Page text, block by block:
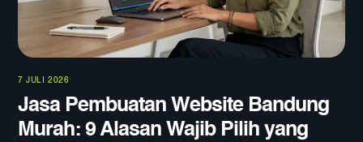
7 JULI 2026
Jasa Pembuatan Website Bandung
Murah: 9 Alasan Wajib Pilih yang